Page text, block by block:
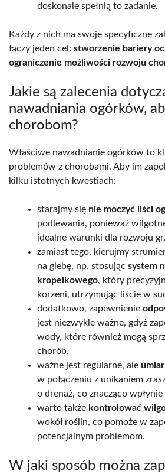
doskonale spełnią to zadanie.
Każdy z nich ma swoje specyficzne
łączy jeden cel: stworzenie bariery
ograniczenie możliwości rozwoju
Jakie są zalecenia
nawadniania ogórków,
chorobom?
Właściwe nawadnianie ogórków to
problemów z chorobami. Aby im
kilku istotnych kwestiach:
starajmy się nie moczyć liści
podlewania, ponieważ
idealne warunki dla rozwoju
zamiast tego, kierujmy
na glebę, np. stosując system
kropelkowego, który
korzeni, utrzymując liście w
dodatkowo, zapewnienie
jest niezwykle ważne, gdyż
wody, które również mogą
chorób,
ważne jest regularne, ale
w połączeniu z unikaniem
o drenaż, co znacząco
warto także kontrolować
wokół roślin, co pomoże w
potencjalnym problemom.
W jaki sposób można